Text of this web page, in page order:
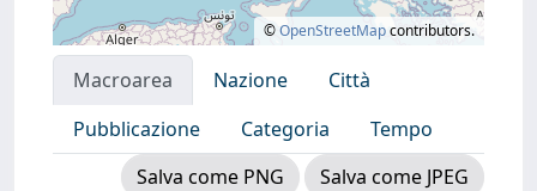
©OpenStreetMapcontributors.
Macroarea Nazione
Città
Pubblicazione
Categoria
Tempo
Salva come PNG
Salva come JPEG